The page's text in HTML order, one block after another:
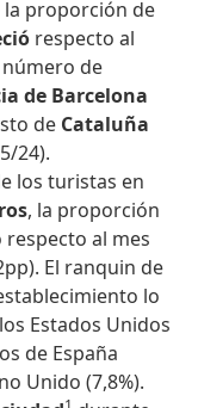
la proporción de
respecto al
de
de Barcelona
de Cataluña
24).
los turistas en
, la proporción
al mes
El ranquin de
lo
Estados Unidos
de España
Unido (7,8%).